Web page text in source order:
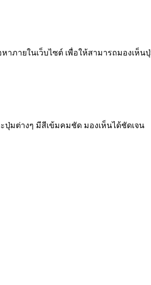
ภายในเว็บไซต์ เพื่อให้สามารถมองเห็น
ปุ่มต่างๆ มีสีเข้มคมชัด มองเห็นได้ชัดเจน